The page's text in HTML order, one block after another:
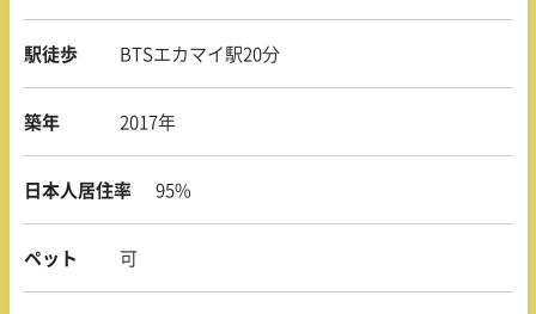
駅徒歩 BTSエカマイ駅20分
築年 2017年
日本人居住率 95%
ペット 可